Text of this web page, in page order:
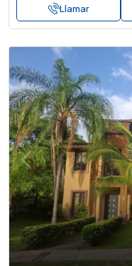
Llamar